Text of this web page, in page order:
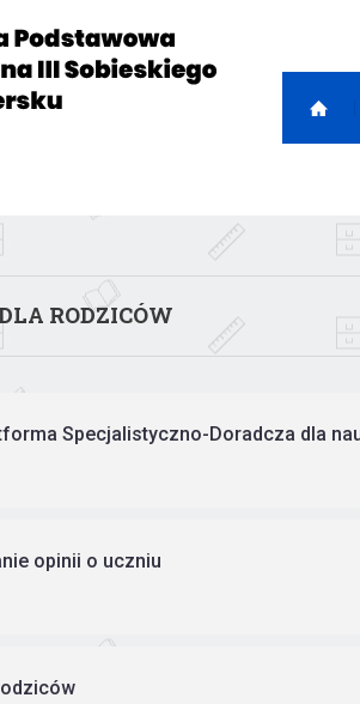
RODZICÓW
Specjalistyczno-Doradcza dla
opinii o uczniu